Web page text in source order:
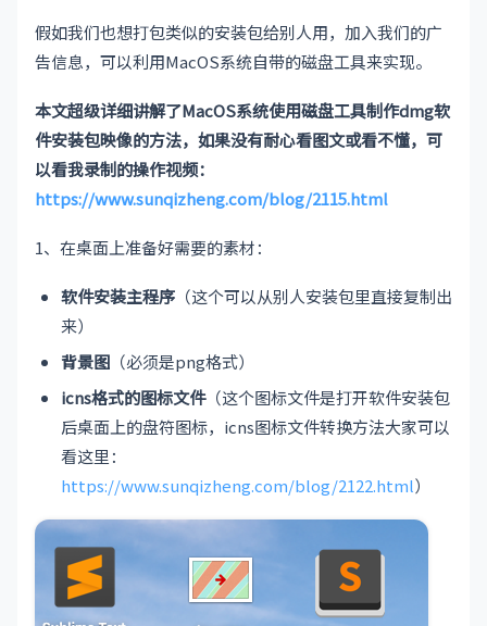
假如我们也想打包类似的安装包给别人用，加入我们的广
告信息，可以利用MacOS系统自带的磁盘工具来实现。
本文超级详细讲解了MacOS系统使用磁盘工具制作dmg软
件安装包映像的方法，如果没有耐心看图文或看不懂，可
以看我录制的操作视频：
https://www.sunqizheng.com/blog/2115.html
1、在桌面上准备好需要的素材：
软件安装主程序 （这个可以从别人安装包里直接复制出
来）
背景图 （必须是png格式）
icns格式的图标文件（这个图标文件是打开软件安装包
后桌面上的盘符图标，icns图标文件转换方法大家可以
看这里：
https://www.sunqizheng.com/blog/2122.html）